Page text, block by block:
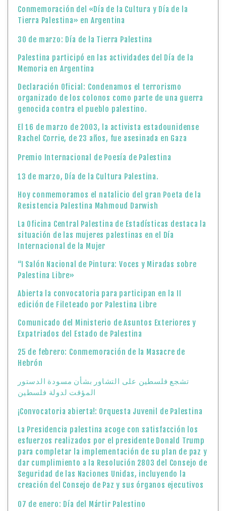
Conmemoración del «Día de la Cultura y Día de la
Tierra Palestina» en Argentina
30 de marzo: Día de la Tierra Palestina
Palestina participó en las actividades del Día de la
Memoria en Argentina
Declaración Oficial: Condenamos el terrorismo
organizado de los colonos como parte de una guerra
genocida contra el pueblo palestino.
El 16 de marzo de 2003, la activista estadounidense
Rachel Corrie, de 23 años, fue asesinada en Gaza
Premio Internacional de Poesía de Palestina
13 de marzo, Día de la Cultura Palestina.
Hoy conmemoramos el natalicio del gran Poeta de la
Resistencia Palestina Mahmoud Darwish
La Oficina Central Palestina de Estadísticas destaca la
situación de las mujeres palestinas en el Día
Internacional de la Mujer
“I Salón Nacional de Pintura: Voces y Miradas sobre
Palestina Libre»
Abierta la convocatoria para participan en la II
edición de Fileteado por Palestina Libre
Comunicado del Ministerio de Asuntos Exteriores y
Expatriados del Estado de Palestina
25 de febrero: Conmemoración de la Masacre de
Hebrón
تشجع فلسطين على التشاور بشأن مسودة الدستور
المؤقت لدولة فلسطين
¡Convocatoria abierta!: Orquesta Juvenil de Palestina
La Presidencia palestina acoge con satisfacción los
esfuerzos realizados por el presidente Donald Trump
para completar la implementación de su plan de paz y
dar cumplimiento a la Resolución 2803 del Consejo de
Seguridad de las Naciones Unidas, incluyendo la
creación del Consejo de Paz y sus órganos ejecutivos
07 de enero: Día del Mártir Palestino